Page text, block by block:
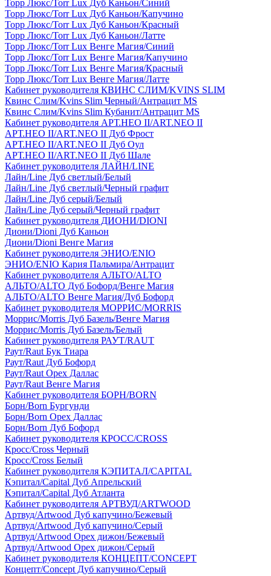
Торр Люкс/Torr Lux Дуб Каньон/Синий
Торр Люкс/Torr Lux Дуб Каньон/Капучино
Торр Люкс/Torr Lux Дуб Каньон/Красный
Торр Люкс/Torr Lux Дуб Каньон/Латте
Торр Люкс/Torr Lux Венге Магия/Синий
Торр Люкс/Torr Lux Венге Магия/Капучино
Торр Люкс/Torr Lux Венге Магия/Красный
Торр Люкс/Torr Lux Венге Магия/Латте
Кабинет руководителя КВИНС СЛИМ/KVINS SLIM
Квинс Слим/Kvins Slim Черный/Антрацит MS
Квинс Слим/Kvins Slim Кубанит/Антрацит MS
Кабинет руководителя АРТ.НЕО II/ART.NEO II
АРТ.НЕО II/ART.NEO II Дуб Фрост
АРТ.НЕО II/ART.NEO II Дуб Оул
АРТ.НЕО II/ART.NEO II Дуб Шале
Кабинет руководителя ЛАЙН/LINE
Лайн/Line Дуб светлый/Белый
Лайн/Line Дуб светлый/Черный графит
Лайн/Line Дуб серый/Белый
Лайн/Line Дуб серый/Черный графит
Кабинет руководителя ДИОНИ/DIONI
Диони/Dioni Дуб Каньон
Диони/Dioni Венге Магия
Кабинет руководителя ЭНИО/ENIO
ЭНИО/ENIO Кария Пальмира/Антрацит
Кабинет руководителя АЛЬТО/ALTO
АЛЬТО/ALTO Дуб Бофорд/Венге Магия
АЛЬТО/ALTO Венге Магия/Дуб Бофорд
Кабинет руководителя МОРРИС/MORRIS
Моррис/Morris Дуб Базель/Венге Магия
Моррис/Morris Дуб Базель/Белый
Кабинет руководителя РАУТ/RAUT
Раут/Raut Бук Тиара
Раут/Raut Дуб Бофорд
Раут/Raut Орех Даллас
Раут/Raut Венге Магия
Кабинет руководителя БОРН/BORN
Борн/Born Бургунди
Борн/Born Орех Даллас
Борн/Born Дуб Бофорд
Кабинет руководителя КРОСС/CROSS
Кросс/Cross Черный
Кросс/Cross Белый
Кабинет руководителя КЭПИТАЛ/CAPITAL
Кэпитал/Capital Дуб Апрельский
Кэпитал/Capital Дуб Атланта
Кабинет руководителя АРТВУД/ARTWOOD
Артвуд/Artwood Дуб капучино/Бежевый
Артвуд/Artwood Дуб капучино/Серый
Артвуд/Artwood Орех дижон/Бежевый
Артвуд/Artwood Орех дижон/Серый
Кабинет руководителя КОНЦЕПТ/CONCEPT
Концепт/Concept Дуб капучино/Серый